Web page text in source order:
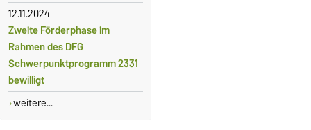
12.11.2024
Zweite Förderphase im
Rahmen des DFG
Schwerpunktprogramm 2331
bewilligt
weitere...